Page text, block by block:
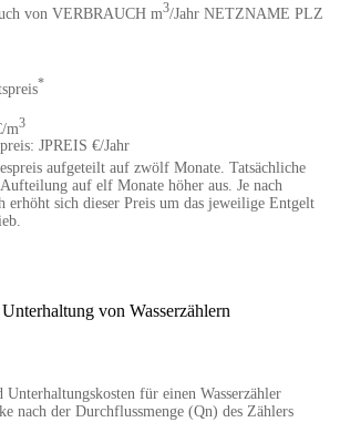
von VERBRAUCH m3/Jahr NETZNAME PLZ
*
m3
JPREIS €/Jahr
aufgeteilt auf zwölf Monate. Tatsächliche
auf elf Monate höher aus. Je nach
erhöht sich dieser Preis um das jeweilige Entgelt
von Wasserzählern
für einen Wasserzähler
nach der Durchflussmenge (Qn) des Zählers